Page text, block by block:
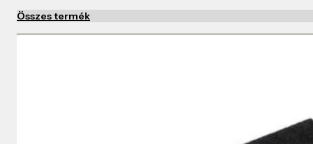
Összes termék